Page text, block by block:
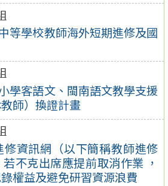
等學校教師海外短期進修及國
學客語文、閩南語文教學支援
師）換證計畫
修資訊網（以下簡稱教師進修
不克出席應提前取消作業 ，
權益及避免研習資源浪費